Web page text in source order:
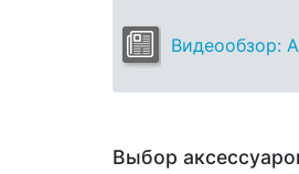
Видеообзор:
Выбор